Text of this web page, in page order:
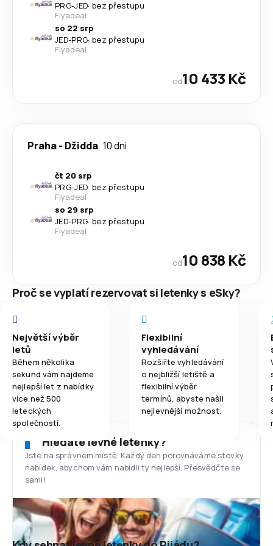
PRG-JED· bez přestupu
Flyadeal
so 22 srp
JED-PRG· bez přestupu
Flyadeal
od10 433 Kč
Praha- Džidda 10 dni
čt 20 srp
PRG-JED· bez přestupu
Flyadeal
so 29 srp
JED-PRG· bez přestupu
Flyadeal
od10 838 Kč
Proč se vyplatí rezervovat si letenky s eSky?
Největší výběr
letů
Během několika
sekund vám najdeme
nejlepší let z nabídky
více než 500
leteckých
společností.
Flexibilní
vyhledávání
Rozšiřte vyhledávání
o nejbližší letiště a
flexibilní výběr
termínů, abyste našli
nejlevnější možnost.
Hledáte levné letenky?
Jste na správném místě. Každý den porovnáváme stovky
nabídek, abychom vám nabídli ty nejlepší. Přesvědčte se
sami!